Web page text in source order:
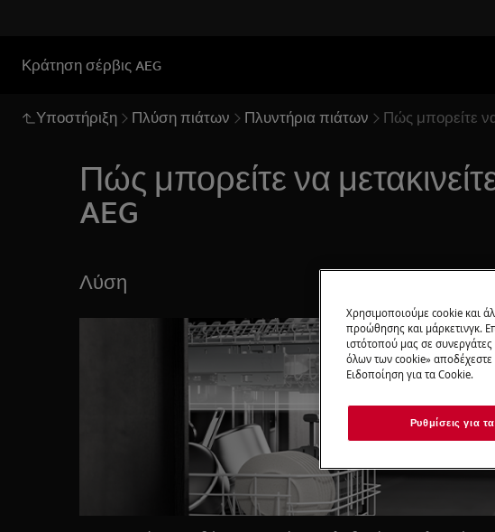
Κράτηση σέρβις AEG
Υποστήριξη Πλύση πιάτων Πλυντήρια πιάτων Πώς μπορείτε
Πώς μπορείτε να
AEG
Λύση
Χρησιμοποιούμε cookie και
προώθησης και μάρκετινγκ.
ιστότοπού μας σε
όλων των cookie» αποδέχεστε
Ειδοποίηση για τα Cookie.
Ρυθμίσεις για